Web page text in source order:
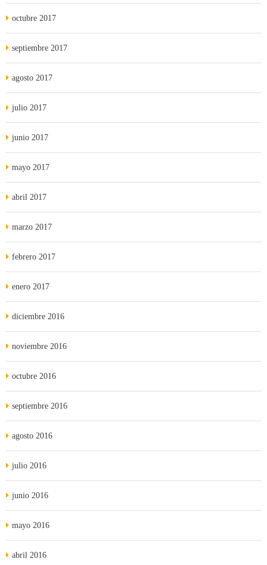
octubre 2017
septiembre 2017
agosto 2017
julio 2017
junio 2017
mayo 2017
abril 2017
marzo 2017
febrero 2017
enero 2017
diciembre 2016
noviembre 2016
octubre 2016
septiembre 2016
agosto 2016
julio 2016
junio 2016
mayo 2016
abril 2016